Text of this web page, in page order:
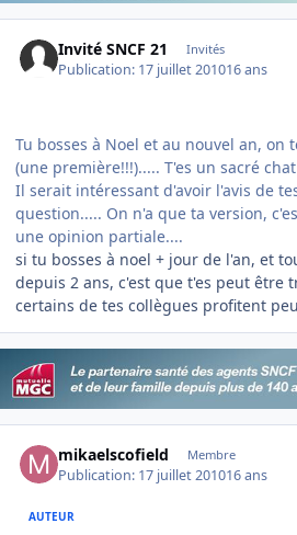
Invité SNCF 21 Invités
Publication: 17 juillet 201016 ans
Tu bosses à Noel et au nouvel an, on
(une première!!!)..... T'es un sacré
Il serait intéressant d'avoir l'avis de
question..... On n'a que ta version,
une opinion partiale....
si tu bosses à noel + jour de l'an, et
depuis 2 ans, c'est que t'es peut être
certains de tes collègues profitent
mikaelscofield Membre
Publication: 17 juillet 201016 ans
AUTEUR